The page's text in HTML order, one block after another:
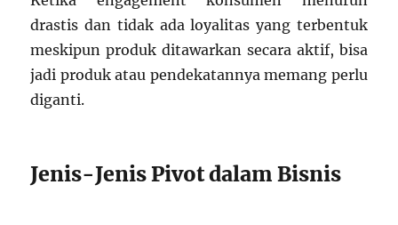
drastis dan tidak ada loyalitas yang terbentuk
meskipun produk ditawarkan secara aktif, bisa
jadi produk atau pendekatannya memang perlu
diganti.
Jenis-Jenis Pivot dalam Bisnis